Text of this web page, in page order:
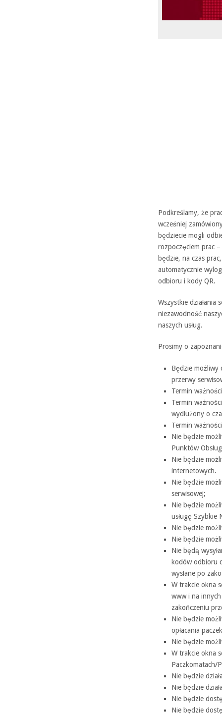
Podkreślamy, że
wcześniej
będziecie mogli
rozpoczęciem prac
będzie, na czas
automatycznie
odbioru i kody QR.
​​​​​​​Wszystkie działania
niezawodność
naszych usług.
Prosimy o
Będzie możliwy
przerwy
Termin
Termin
wydłużony o
Termin
Nie będzie
Punktów
Nie będzie
internetowych.
Nie będzie
serwisowej;
Nie będzie
usługę Szybkie
Nie będzie
Nie będzie
Nie będą
kodów odbioru
wysłane po
W trakcie okna
www i na
zakończeniu
Nie będzie
opłacania
Nie będzie
W trakcie okna
Paczkomatach/
Nie będzie
Nie będzie
Nie będzie
Nie będzie